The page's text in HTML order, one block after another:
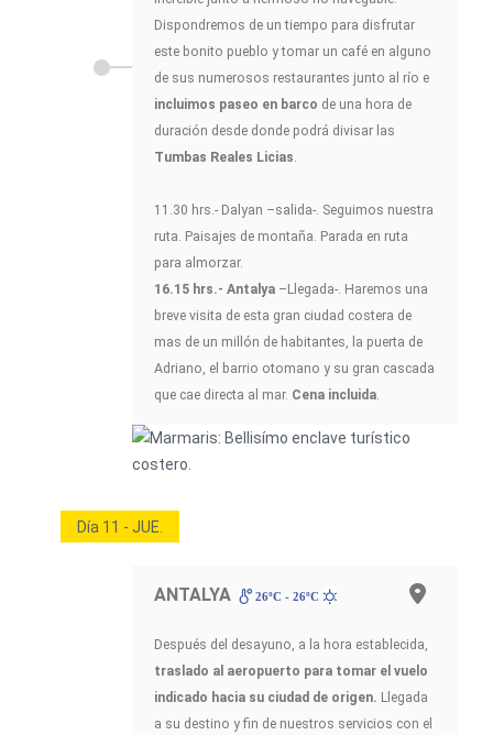
Dispondremos de un tiempo para disfrutar
este bonito pueblo y tomar un café en alguno
de sus numerosos restaurantes junto al río e
incluimos paseo en barco de una hora de
duración desde donde podrá divisar las
Tumbas Reales Licias.
11.30 hrs.- Dalyan –salida-. Seguimos nuestra
ruta. Paisajes de montaña. Parada en ruta
para almorzar.
16.15 hrs.- Antalya –Llegada-. Haremos una
breve visita de esta gran ciudad costera de
mas de un millón de habitantes, la puerta de
Adriano, el barrio otomano y su gran cascada
que cae directa al mar. Cena incluida.
Día 11 - JUE.
ANTALYA 26ºC - 26ºC
Después del desayuno, a la hora establecida,
traslado al aeropuerto para tomar el vuelo
indicado hacia su ciudad de origen. Llegada
a su destino y fin de nuestros servicios con el